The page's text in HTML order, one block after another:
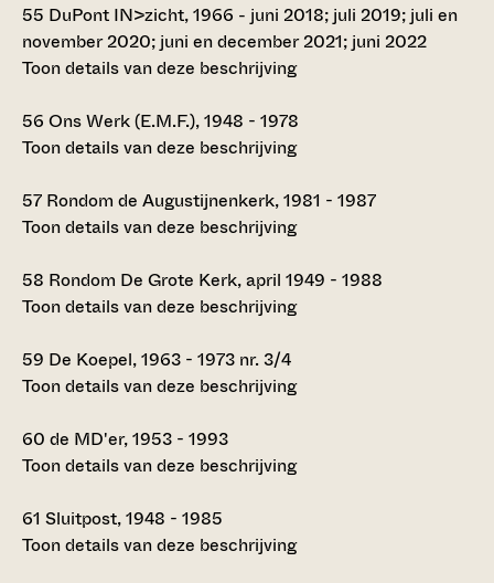
55 DuPont IN>zicht, 1966 - juni 2018; juli 2019; juli en
november 2020; juni en december 2021; juni 2022
Toon details van deze beschrijving
56 Ons Werk (E.M.F.), 1948 - 1978
Toon details van deze beschrijving
57 Rondom de Augustijnenkerk, 1981 - 1987
Toon details van deze beschrijving
58 Rondom De Grote Kerk, april 1949 - 1988
Toon details van deze beschrijving
59 De Koepel, 1963 - 1973 nr. 3/4
Toon details van deze beschrijving
60 de MD'er, 1953 - 1993
Toon details van deze beschrijving
61 Sluitpost, 1948 - 1985
Toon details van deze beschrijving